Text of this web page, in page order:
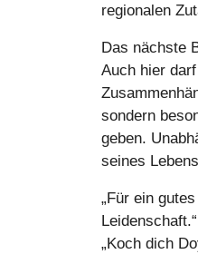
regionalen
Das nächste
Auch hier
sondern
geben.
seines
„Für ein
„Koch dich